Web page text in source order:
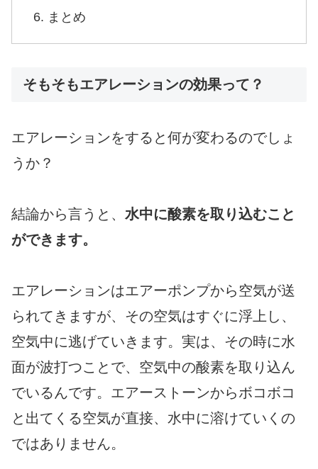
まとめ
そもそもエアレーションの効果って？
エアレーションをすると何が変わるのでしょ
うか？
結論から言うと、 水中に酸素を取り込むこと
ができます。
エアレーションはエアーポンプから空気が送
られてきますが、その空気はすぐに浮上し、
空気中に逃げていきます。実は、その時に水
面が波打つことで、空気中の酸素を取り込ん
でいるんです。エアーストーンからボコボコ
と出てくる空気が直接、水中に溶けていくの
ではありません。